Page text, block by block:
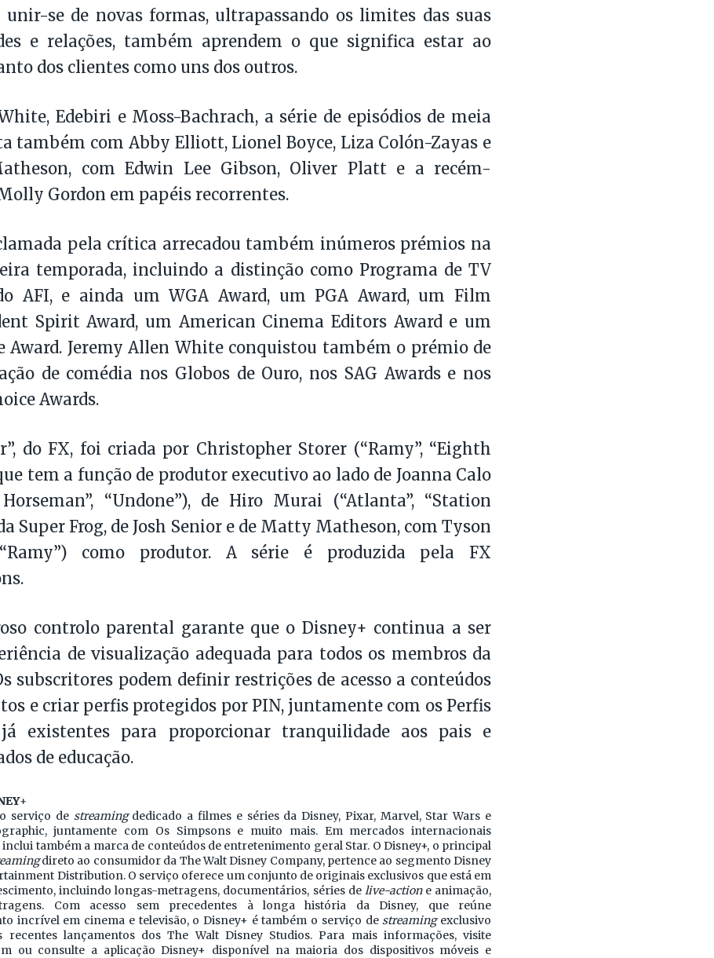
unir-se de novas formas, ultrapassando os limites das suas
e relações, também aprendem o que significa estar ao
dos clientes como uns dos outros.
Edebiri e Moss-Bachrach, a série de episódios de meia
também com Abby Elliott, Lionel Boyce, Liza Colón-Zayas e
com Edwin Lee Gibson, Oliver Platt e a recém-
Gordon em papéis recorrentes.
pela crítica arrecadou também inúmeros prémios na
temporada, incluindo a distinção como Programa de TV
AFI, e ainda um WGA Award, um PGA Award, um Film
Spirit Award, um American Cinema Editors Award e um
Award. Jeremy Allen White conquistou também o prémio de
de comédia nos Globos de Ouro, nos SAG Awards e nos
Awards.
do FX, foi criada por Christopher Storer (“Ramy”, “Eighth
tem a função de produtor executivo ao lado de Joanna Calo
Horseman”, “Undone”), de Hiro Murai (“Atlanta”, “Station
Super Frog, de Josh Senior e de Matty Matheson, com Tyson
como produtor. A série é produzida pela FX
controlo parental garante que o Disney+ continua a ser
de visualização adequada para todos os membros da
subscritores podem definir restrições de acesso a conteúdos
e criar perfis protegidos por PIN, juntamente com os Perfis
existentes para proporcionar tranquilidade aos pais e
de educação.
serviço de streamingdedicado a filmes e séries da Disney, Pixar, Marvel, Star Wars e
juntamente com Os Simpsons e muito mais. Em mercados internacionais
inclui também a marca de conteúdos de entretenimento geral Star. O Disney+, o principal
direto ao consumidor da The Walt Disney Company, pertence ao segmento Disney
Distribution. O serviço oferece um conjunto de originais exclusivos que está em
incluindo longas-metragens, documentários, séries de live-actione animação,
Com acesso sem precedentes à longa história da Disney, que reúne
incrível em cinema e televisão, o Disney+ é também o serviço destreamingexclusivo
recentes lançamentos dos The Walt Disney Studios. Para mais informações, visite
ou consulte a aplicação Disney+ disponível na maioria dos dispositivos móveis e